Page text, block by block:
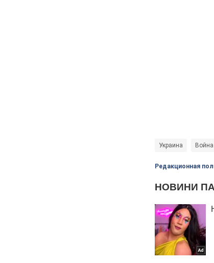
Украина
Редакционная